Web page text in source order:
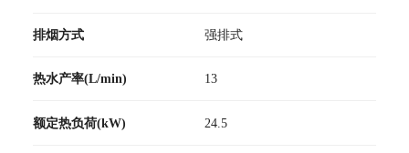
排烟方式 强排式
热水产率(L/min) 13
额定热负荷(kW) 24.5